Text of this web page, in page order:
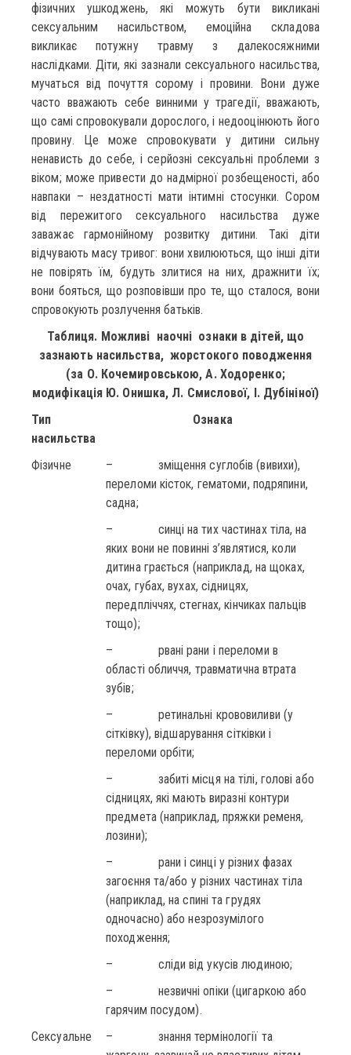
фізичних ушкоджень, які можуть бути викликані
сексуальним насильством, емоційна складова
викликає потужну травму з далекосяжними
наслідками. Діти, які зазнали сексуального насильства,
мучаться від почуття сорому і провини. Вони дуже
часто вважають себе винними у трагедії, вважають,
що самі спровокували дорослого, і недооцінюють його
провину. Це може спровокувати у дитини сильну
ненависть до себе, і серйозні сексуальні проблеми з
віком; може привести до надмірної розбещеності, або
навпаки – нездатності мати інтимні стосунки. Сором
від пережитого сексуального насильства дуже
заважає гармонійному розвитку дитини. Такі діти
відчувають масу тривог: вони хвилюються, що інші діти
не повірять їм, будуть злитися на них, дражнити їх;
вони бояться, що розповівши про те, що сталося, вони
спровокують розлучення батьків.
Таблиця. Можливі наочні ознаки в дітей, що
зазнають насильства, жорстокого поводження
(за О. Кочемировською, А. Ходоренко;
модифікація Ю. Онишка, Л. Смислової, І. Дубініної)
Тип
насильства
Ознака
Фізичне
– зміщення суглобів (вивихи),
переломи кісток, гематоми, подряпини,
садна;
– синці на тих частинах тіла, на
яких вони не повинні з’являтися, коли
дитина грається (наприклад, на щоках,
очах, губах, вухах, сідницях,
передпліччях, стегнах, кінчиках пальців
тощо);
– рвані рани і переломи в
області обличчя, травматична втрата
зубів;
– ретинальні крововиливи (у
сітківку), відшарування сітківки і
переломи орбіти;
– забиті місця на тілі, голові або
сідницях, які мають виразні контури
предмета (наприклад, пряжки ременя,
лозини);
– рани і синці у різних фазах
загоєння та/або у різних частинах тіла
(наприклад, на спині та грудях
одночасно) або незрозумілого
походження;
– сліди від укусів людиною;
– незвичні опіки (цигаркою або
гарячим посудом).
Сексуальне
– знання термінології та